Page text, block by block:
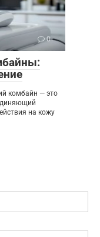
0
комбайн — это
на кожу